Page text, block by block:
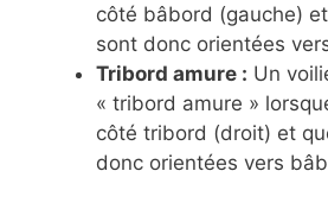
côté bâbord (gauche)
sont donc orientées
Tribord amure : Un
« tribord amure »
côté tribord (droit) et
donc orientées vers